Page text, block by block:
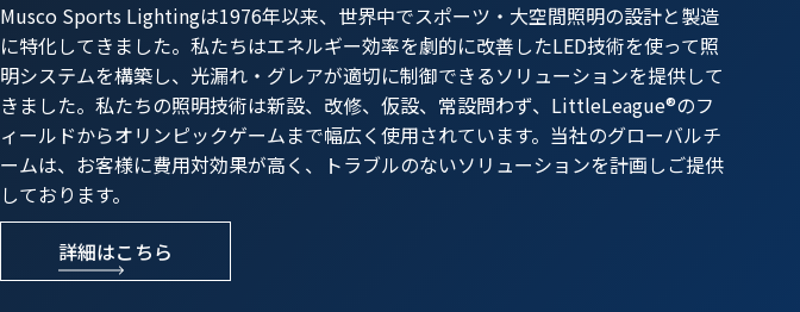
Musco Sports Lightingは1976年以来、世界中でスポーツ・大空間照明の設計と製造
に特化してきました。私たちはエネルギー効率を劇的に改善したLED技術を使って照
明システムを構築し、光漏れ・グレアが適切に制御できるソリューションを提供して
きました。私たちの照明技術は新設、改修、仮設、常設問わず、LittleLeague®のフ
ィールドからオリンピックゲームまで幅広く使用されています。当社のグローバルチ
ームは、お客様に費用対効果が高く、トラブルのないソリューションを計画しご提供
しております。
詳細はこちら